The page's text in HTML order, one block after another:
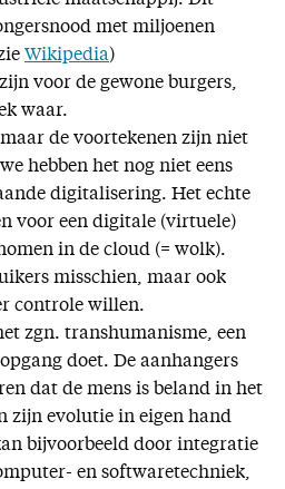
met miljoenen
Wikipedia)
voor de gewone burgers,
waar.
de voortekenen zijn niet
hebben het nog niet eens
digitalisering. Het echte
voor een digitale (virtuele)
in de cloud (= wolk).
misschien, maar ook
controle willen.
zgn. transhumanisme, een
doet. De aanhangers
dat de mens is beland in het
zijn evolutie in eigen hand
bijvoorbeeld door integratie
en softwaretechniek,